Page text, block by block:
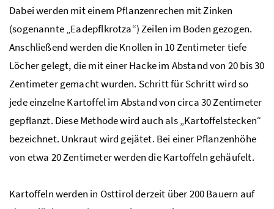
Dabei werden mit einem Pflanzenrechen mit Zinken
(sogenannte „Eadepflkrotza“) Zeilen im Boden gezogen.
Anschließend werden die Knollen in 10 Zentimeter tiefe
Löcher gelegt, die mit einer Hacke im Abstand von 20 bis 30
Zentimeter gemacht wurden. Schritt für Schritt wird so
jede einzelne Kartoffel im Abstand von circa 30 Zentimeter
gepflanzt. Diese Methode wird auch als „Kartoffelstecken“
bezeichnet. Unkraut wird gejätet. Bei einer Pflanzenhöhe
von etwa 20 Zentimeter werden die Kartoffeln gehäufelt.
Kartoffeln werden in Osttirol derzeit über 200 Bauern auf